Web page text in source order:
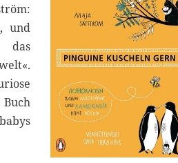
und
das